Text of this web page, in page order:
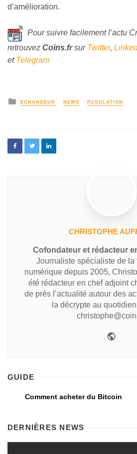
d’amélioration.
Pour suivre facilement l’actu
retrouvez Coins.frsur Twitter,
et Telegram
ECHANGEUR NEWS REGULATION
CHRISTOPHE
Cofondateur et rédacteur
Journaliste spécialiste de la
numérique depuis 2005,
été rédacteur en chef adjoint
de près l’actualité autour des
la décrypte au
GUIDE
Comment acheter du Bitcoin
DERNIÈRES NEWS